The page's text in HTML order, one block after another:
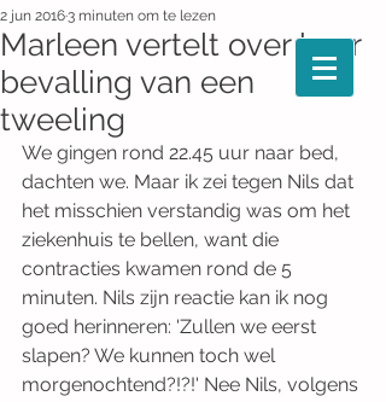
Marleen vertelt over haar
bevalling van een
tweeling
2 jun 20163 minuten om te lezen
We gingen rond 22.45 uur naar bed,
dachten we. Maar ik zei tegen Nils dat
het misschien verstandig was om het
ziekenhuis te bellen, want die
contracties kwamen rond de 5
minuten. Nils zijn reactie kan ik nog
goed herinneren: 'Zullen we eerst
slapen? We kunnen toch wel
morgenochtend?!?!' Nee Nils, volgens